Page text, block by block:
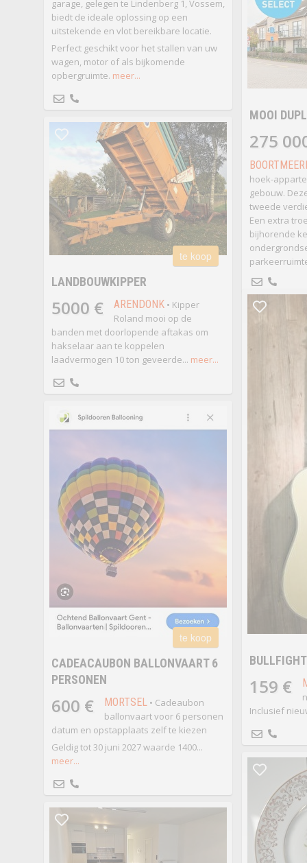
garage, gelegen te Lindenberg 1, Vossem,
biedt de ideale oplossing op een
uitstekende en vlot bereikbare locatie.
Perfect geschikt voor het stallen van uw
wagen, motor of als bijkomende
opbergruimte. meer...
MOOI
275
hoek-
gebouw.
tweede
Een extra
bijhorende
te koop
LANDBOUWKIPPER
5000 € ARENDONK• Kipper
Roland mooi op de
banden met doorlopende aftakas om
hakselaar aan te koppelen
laadvermogen 10 ton geveerde... meer...
159 €
Inclusief
te koop
CADEACAUBON BALLONVAART 6
PERSONEN
600 € MORTSEL• Cadeaubon
ballonvaart voor 6 personen
datum en opstapplaats zelf te kiezen
Geldig tot 30 juni 2027 waarde 1400...
meer...